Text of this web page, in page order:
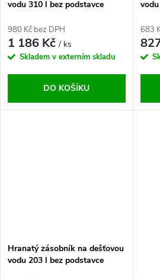
vodu 310 l bez podstavce
980 Kč bez DPH
1 186 Kč/ ks
Skladem v externím skladu
DO KOŠÍKU
683
Hranatý zásobník na dešťovou
vodu 203 l bez podstavce